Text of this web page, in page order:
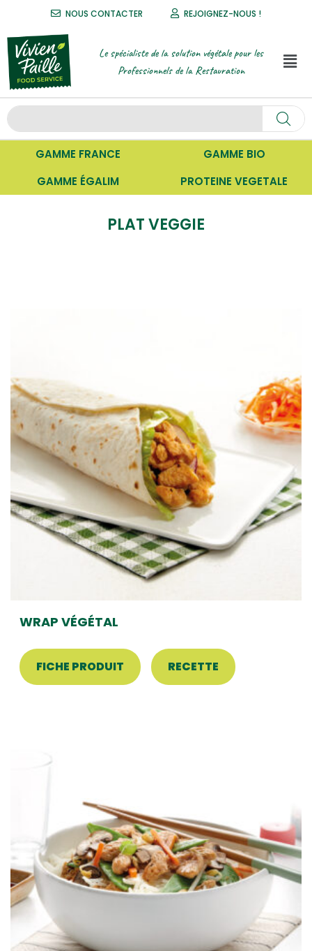
NOUS CONTACTER REJOIGNEZ-NOUS !
Le spécialiste de la solution végétale pour les
Professionnels de la Restauration
GAMME FRANCE
GAMME BIO
GAMME ÉGALIM
PROTEINE VEGETALE
PLAT VEGGIE
WRAP VÉGÉTAL
FICHE PRODUIT RECETTE